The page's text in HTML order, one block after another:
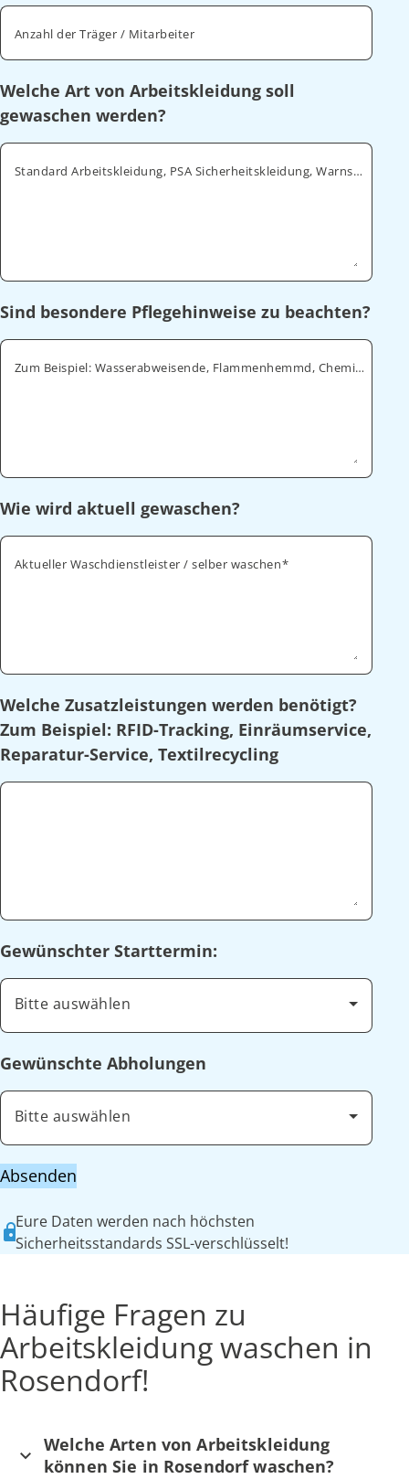
Anzahl der Träger / Mitarbeiter
Welche Art von Arbeitskleidung soll
gewaschen werden?
Standard Arbeitskleidung, PSA Sicherheitskleidung, Warnschutz, ESD
Sind besondere Pflegehinweise zu beachten?
Zum Beispiel: Wasserabweisende, Flammenhemmd, Chemikalienabweisende
Wie wird aktuell gewaschen?
Aktueller Waschdienstleister / selber waschen
Welche Zusatzleistungen werden benötigt?
Zum Beispiel: RFID-Tracking, Einräumservice,
Reparatur-Service, Textilrecycling
Gewünschter Starttermin:
Bitte auswählen
Gewünschte Abholungen
Bitte auswählen
Absenden
Eure Daten werden nach höchsten
Sicherheitsstandards SSL-verschlüsselt!
Häufige Fragen zu
Arbeitskleidung waschen in
Rosendorf!
Welche Arten von Arbeitskleidung
können Sie in Rosendorf waschen?